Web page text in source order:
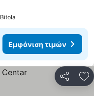
Bitola
Εμφάνιση τιμών